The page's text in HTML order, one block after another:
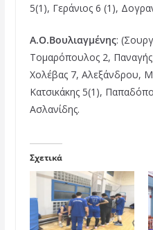
5(1), Γεράνιος 6 (1),
Α.Ο.Βουλιαγμένης:
Τομαρόπουλος 2,
Χολέβας 7, Αλεξάνδρου,
Κατσικάκης 5(1),
Ασλανίδης.
Σχετικά